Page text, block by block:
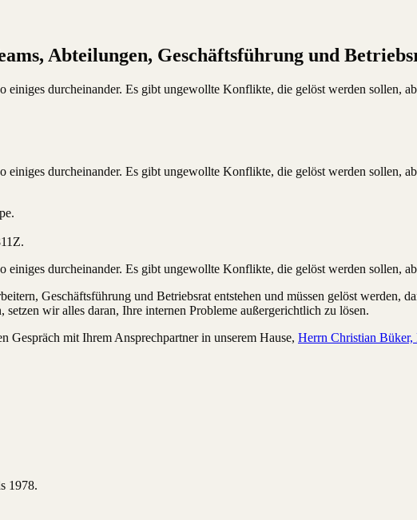
Abteilungen, Geschäftsführung und
durcheinander. Es gibt ungewollte Konflikte, die gelöst werden sollen,
durcheinander. Es gibt ungewollte Konflikte, die gelöst werden sollen,
.
durcheinander. Es gibt ungewollte Konflikte, die gelöst werden sollen,
Geschäftsführung und Betriebsrat entstehen und müssen gelöst werden,
wir alles daran, Ihre internen Probleme außergerichtlich zu lösen.
Gespräch mit Ihrem Ansprechpartner in unserem Hause, Herrn Christian
1978.